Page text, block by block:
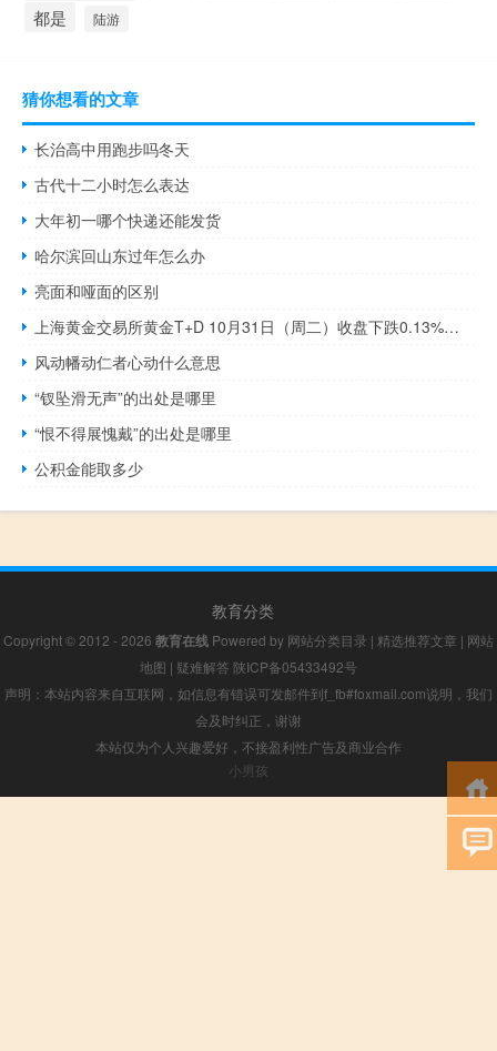
都是 陆游
猜你想看的文章
长治高中用跑步吗冬天
古代十二小时怎么表达
大年初一哪个快递还能发货
哈尔滨回山东过年怎么办
亮面和哑面的区别
上海黄金交易所黄金T+D 10月31日（周二）收盘下跌0.13%报476.56元/克；上海黄金交易所白银T+D 10月31日（周二）收盘下跌0.03%报5850.0元/千克
风动幡动仁者心动什么意思
“钗坠滑无声”的出处是哪里
“恨不得展愧戴”的出处是哪里
公积金能取多少
教育分类
Copyright © 2012 - 2026 教育在线 Powered by 网站分类目录 | 精选推荐文章 | 网站
地图 | 疑难解答 陕ICP备05433492号
声明：本站内容来自互联网，如信息有错误可发邮件到f_fb#foxmail.com说明，我们
会及时纠正，谢谢
本站仅为个人兴趣爱好，不接盈利性广告及商业合作
小男孩